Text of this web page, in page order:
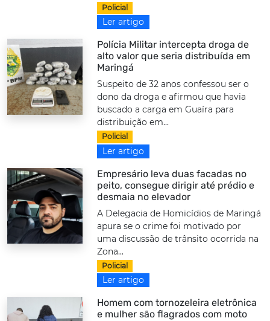
Policial
Ler artigo
Polícia Militar intercepta droga de
alto valor que seria distribuída em
Maringá
Suspeito de 32 anos confessou ser o
dono da droga e afirmou que havia
buscado a carga em Guaíra para
distribuição em...
Policial
Ler artigo
Empresário leva duas facadas no
peito, consegue dirigir até prédio e
desmaia no elevador
A Delegacia de Homicídios de Maringá
apura se o crime foi motivado por
uma discussão de trânsito ocorrida na
Zona...
Policial
Ler artigo
Homem com tornozeleira eletrônica
e mulher são flagrados com moto